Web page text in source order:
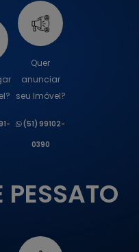
Quer
anunciar
seu Imóvel?
(51) 99102-
0390
PESSATO